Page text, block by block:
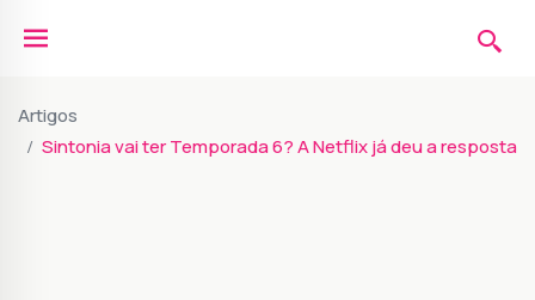
Artigos
Sintonia vai ter Temporada 6? A Netflix já deu a resposta